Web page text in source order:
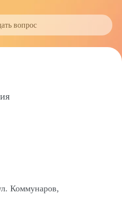
вопрос
Коммунаров,